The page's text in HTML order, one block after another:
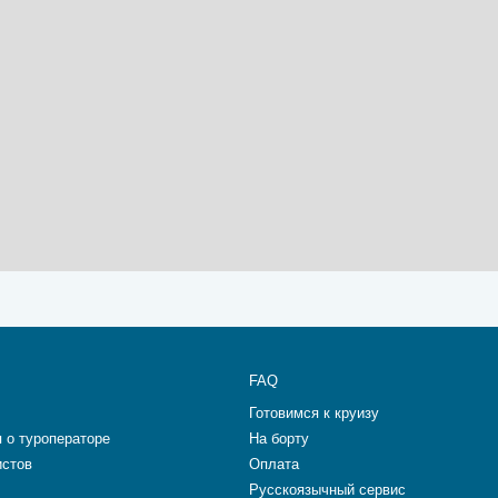
туроператоре
FAQ
Готовимся к круизу
На борту
Оплата
Русскоязычный сервис